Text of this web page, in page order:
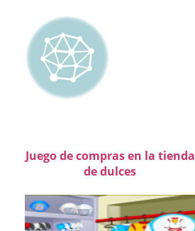
Juego de compras en la tienda
de dulces